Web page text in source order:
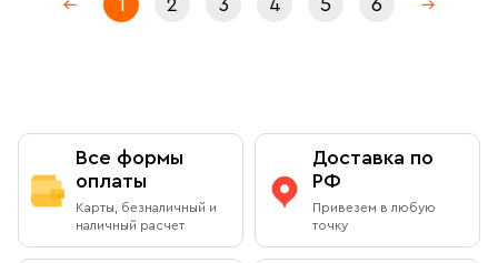
Все формы
оплаты
Карты, безналичный и
наличный расчет
Доставка по
РФ
Привезем в любую
точку